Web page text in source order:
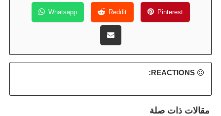
Pinterest
Reddit
Whatsapp
REACTIONS:
مقالات ذات صلة